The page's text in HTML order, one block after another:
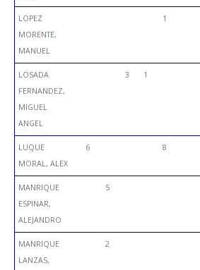
LOPEZ
MORENTE,
MANUEL
1
LOSADA
FERNANDEZ,
MIGUEL
ANGEL
3 1
LUQUE
MORAL, ALEX
6 8
MANRIQUE
ESPINAR,
ALEJANDRO
5
MANRIQUE
LANZAS,
2